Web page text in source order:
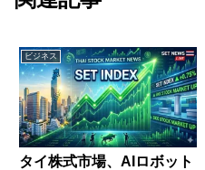
ビジネス
タイ株式市場、AIロボット